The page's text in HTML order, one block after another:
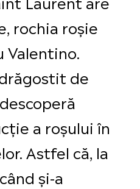
rochia roșie
Valentino.
de
a roșului în
Astfel că, la
și-a